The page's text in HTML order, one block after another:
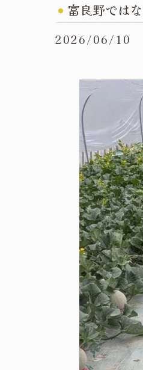
富良野では
2026/06/10